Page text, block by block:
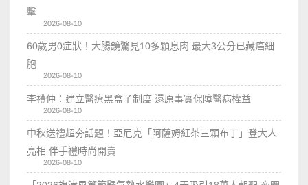
擊
2026-08-10
60歲男0症狀！大腸鏡驚見10多顆息肉 最大3公分已藏癌細
胞
2026-08-10
李禮仲：建立醫療黑盒子制度 還原事實保障醫病權益
2026-08-10
中秋送禮超夯話題！亞尼克「阿薩姆紅茶三顆布丁」登大人
亮相 伴手禮時尚開賣
2026-08-10